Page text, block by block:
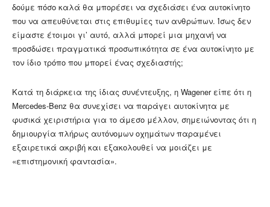
δούμε πόσο καλά θα μπορέσει να σχεδιάσει ένα αυτοκίνητο
που να απευθύνεται στις επιθυμίες των ανθρώπων. Ίσως δεν
είμαστε έτοιμοι γι’ αυτό, αλλά μπορεί μια μηχανή να
προσδώσει πραγματικά προσωπικότητα σε ένα αυτοκίνητο με
τον ίδιο τρόπο που μπορεί ένας σχεδιαστής;
Κατά τη διάρκεια της ίδιας συνέντευξης, η Wagener είπε ότι η
Mercedes-Benz θα συνεχίσει να παράγει αυτοκίνητα με
φυσικά χειριστήρια για το άμεσο μέλλον, σημειώνοντας ότι η
δημιουργία πλήρως αυτόνομων οχημάτων παραμένει
εξαιρετικά ακριβή και εξακολουθεί να μοιάζει με
«επιστημονική φαντασία».